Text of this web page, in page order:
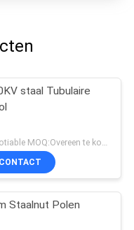
staal Tubulaire
negotiable MOQ:Overeen te komen
CONTACT
Staalnut Polen